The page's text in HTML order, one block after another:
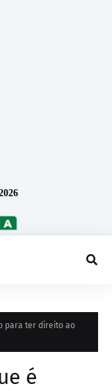
para ter direito ao
é